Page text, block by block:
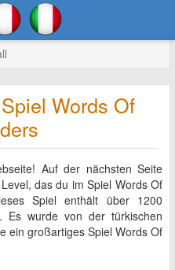
Words Of
Auf der nächsten Seite
das du im Spiel Words Of
Spiel enthält über 1200
Es wurde von der türkischen
ein großartiges Spiel Words Of